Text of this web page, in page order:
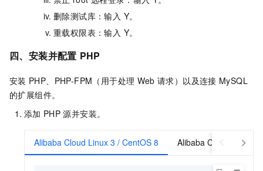
删除测试库：输入 Y。
重载权限表：输入 Y。
四、安装并配置 PHP
安装 PHP、PHP-FPM（用于处理 Web 请求）以及连接 MySQL
的扩展组件。
添加 PHP 源并安装。
Alibaba Cloud Linux 3 / CentOS 8 Alibaba Cloud Linux2